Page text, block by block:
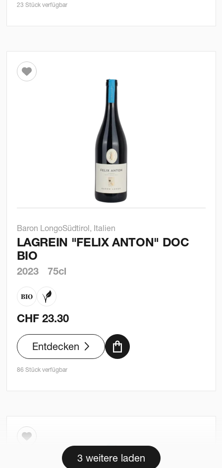
23 Stück verfügbar
Baron LongoSüdtirol, Italien
LAGREIN "FELIX ANTON" DOC
BIO
2023 75cl
CHF 23.30
Entdecken
86 Stück verfügbar
3 weitere laden